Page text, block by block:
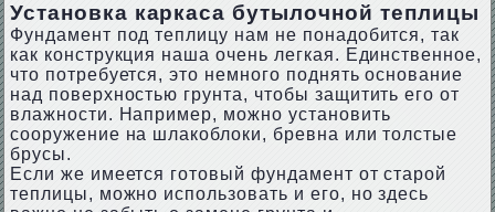
Установка каркаса бутылочной теплицы
Фундамент под теплицу нам не понадобится, так
как конструкция наша очень легкая. Единственное,
что потребуется, это немного поднять основание
над поверхностью грунта, чтобы защитить его от
влажности. Например, можно установить
сооружение на шлакоблоки, бревна или толстые
брусы.
Если же имеется готовый фундамент от старой
теплицы, можно использовать и его, но здесь